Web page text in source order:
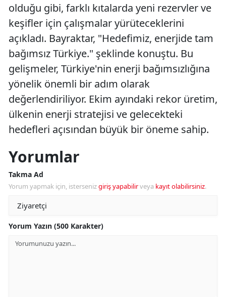
olduğu gibi, farklı kıtalarda yeni rezervler ve
keşifler için çalışmalar yürüteceklerini
açıkladı. Bayraktar, "Hedefimiz, enerjide tam
bağımsız Türkiye." şeklinde konuştu. Bu
gelişmeler, Türkiye'nin enerji bağımsızlığına
yönelik önemli bir adım olarak
değerlendiriliyor. Ekim ayındaki rekor üretim,
ülkenin enerji stratejisi ve gelecekteki
hedefleri açısından büyük bir öneme sahip.
Yorumlar
Takma Ad
Yorum yapmak için, istersenizgiriş yapabilirveya kayıt olabilirsiniz.
Yorum Yazın (500 Karakter)